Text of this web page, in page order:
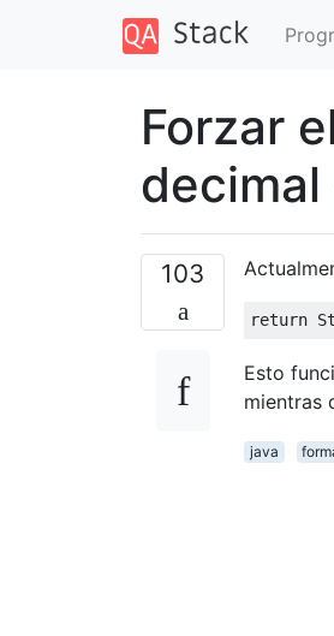
Forzar
decimal
103
return
Esto
mientras
java